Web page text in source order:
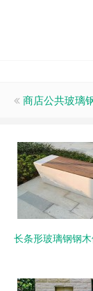
商店公共玻璃
长条形玻璃钢钢